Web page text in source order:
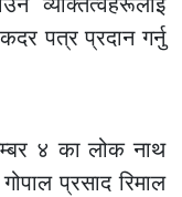
पत्र प्रदान गर्नु
४ का लोक नाथ
प्रसाद रिमाल